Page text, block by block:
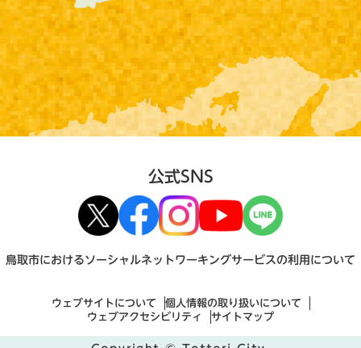
公式SNS
鳥取市におけるソーシャルネットワーキングサービスの利用について
ウェブサイトについて
個人情報の取り扱いについて
ウェブアクセシビリティ
サイトマップ